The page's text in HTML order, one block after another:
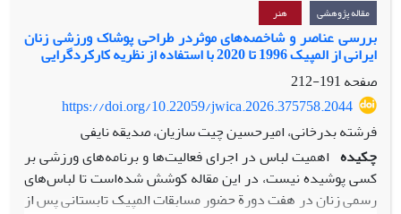
فرودست امکان مقاومت در برابر هژمونی مردسالار می‌دهد و با
هدف گسترش حوزه طراحی انتقادی بر پیکره فناوری‌های نوین و
هوشمند، طراحی شده است.
پژوهش حاضر با بهره‌گیری از روش توصیفی-تحلیلی، بر آن است تا
با اشاره به ظرفیت‌های گسترده پوشیدنی‌های تعاملی هوشمند در
حوزه بیانگری و بسط مفاهیم انتقادی، به خوانش مفهوم فرهنگی
سوبالترن و روابط در هم تنیده آن با مناسبات قدرت، بپردازد.
یافته‌های پژوهش حاکی از آن است، مقاومت، به مثابه همبسته
دائمی نهاد قدرت، درنقاب هوشمند «آیا فرودست می تواند سخن
بگوید» ازطریق توسعه زبان فردی و تولید کد مورس توسط هوش
مقاله پژوهشی هنر
بررسی عناصر و شاخصه‌های موثردر طراحی پوشاک ورزشی زنان
ایرانی از المپیک 1996 تا 2020 با استفاده از نظریه کارکردگرایی
صفحه191-212
https://doi.org/10.22059/jwica.2026.375758.2044
فرشته بدرخانی، امیرحسین چیت سازیان، صدیقه نایفی
چکیده اهمیت لباس در اجرای فعالیت‌ها و برنامه‌های ورزشی بر
کسی پوشیده نیست، در این مقاله کوشش شده‌است تا لباس‌های
رسمی زنان در هفت دورة حضور مسابقات المپیک تابستانی پس از